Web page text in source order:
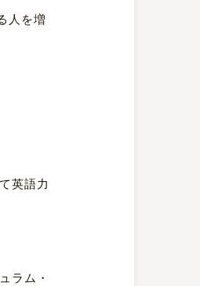
人を増
英語力
ラム・